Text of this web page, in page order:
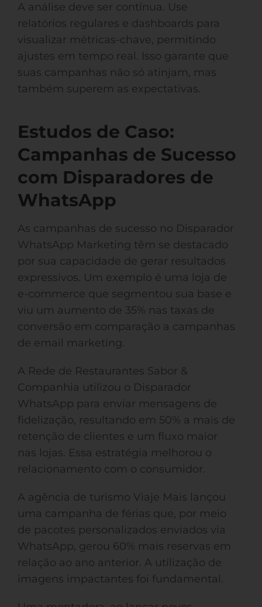
A análise deve ser contínua. Use
relatórios regulares e dashboards para
visualizar métricas-chave, permitindo
ajustes em tempo real. Isso garante que
suas campanhas não só atinjam, mas
também superem as expectativas.
Estudos de Caso:
Campanhas de Sucesso
com Disparadores de
WhatsApp
As campanhas de sucesso no Disparador
WhatsApp Marketing têm se destacado
por sua capacidade de gerar resultados
expressivos. Um exemplo é uma loja de
e-commerce que segmentou sua base e
viu um aumento de 35% nas taxas de
conversão em comparação a campanhas
de email marketing.
A Rede de Restaurantes Sabor &
Companhia utilizou o Disparador
WhatsApp para enviar mensagens de
fidelização, resultando em 50% a mais de
retenção de clientes e um fluxo maior
nas lojas. Essa estratégia melhorou o
relacionamento com o consumidor.
A agência de turismo Viaje Mais lançou
uma campanha de férias que, por meio
de pacotes personalizados enviados via
WhatsApp, gerou 60% mais reservas em
relação ao ano anterior. A utilização de
imagens impactantes foi fundamental.